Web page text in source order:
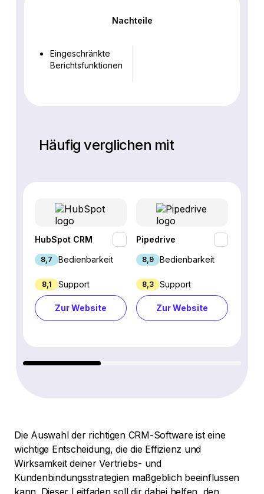
Nachteile
Eingeschränkte
Berichtsfunktionen
Häufig verglichen mit
HubSpot CRM
8,7 Bedienbarkeit
8,1 Support
Zur Website
Pipedrive
8,9 Bedienbarkeit
8,3 Support
Zur Website
Die Auswahl der richtigen CRM-Software ist eine
wichtige Entscheidung, die die Effizienz und
Wirksamkeit deiner Vertriebs- und
Kundenbindungsstrategien maßgeblich beeinflussen
kann. Dieser Leitfaden soll dir dabei helfen, den